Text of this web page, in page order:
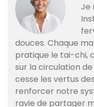
Je
douces. Chaque
pratique le tai-chi,
sur la circulation
cesse les vertus
renforcer notre
ravie de partager